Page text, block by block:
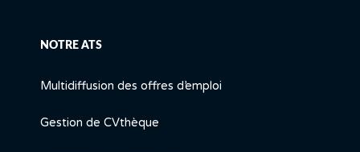
NOTRE ATS
Multidiffusion des offres d’emploi
Gestion de CVthèque